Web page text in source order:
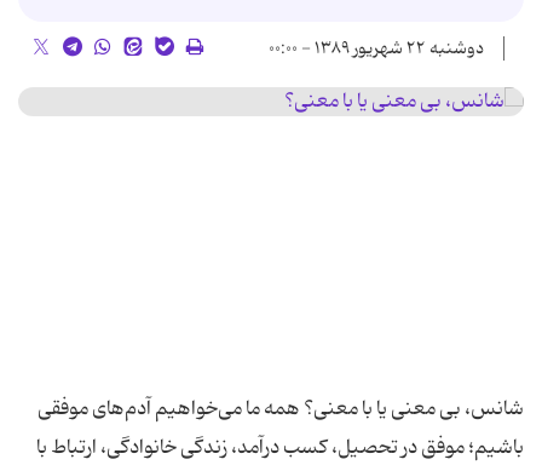
دوشنبه ۲۲ شهریور ۱۳۸۹ - ۰۰:۰۰
شانس، بی معنی یا با معنی؟ همه ما می‌خواهیم آدم‌های موفقی
باشیم؛ موفق در تحصیل، کسب درآمد، زندگی خانوادگی، ارتباط با